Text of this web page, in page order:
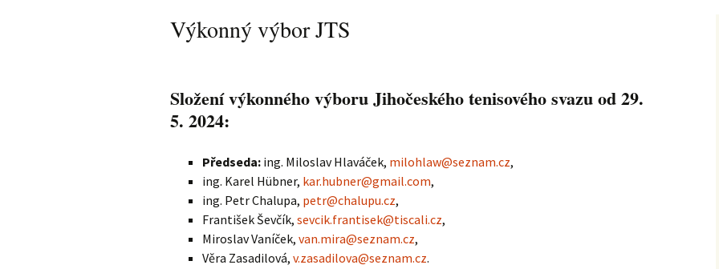
Družstva
Kontrolní komise JTS
svazy
Adresář klubů JTS
Haly 2014/2015
Výkonný výbor JTS
Složení výkonného výboru Jihočeského tenisového svazu od 29.
5. 2024:
Předseda: ing. Miloslav Hlaváček, milohlaw@seznam.cz,
ing. Karel Hübner, kar.hubner@gmail.com,
ing. Petr Chalupa, petr@chalupu.cz,
František Ševčík, sevcik.frantisek@tiscali.cz,
Miroslav Vaníček, van.mira@seznam.cz,
Věra Zasadilová, v.zasadilova@seznam.cz.